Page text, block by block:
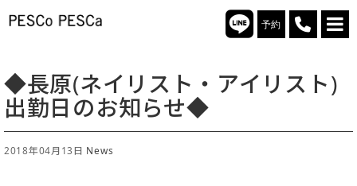
予約
◆長原(ネイリスト・アイリスト)
出勤日のお知らせ◆
2018年04月13日 News